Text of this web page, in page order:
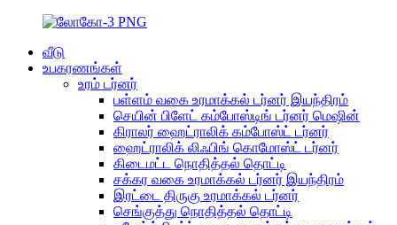
வீடு
உபகரணங்கள்
உரம் டர்னர்
பள்ளம் வகை உரமாக்கல் டர்னர் இயந்திரம்
செயின் பிளேட் கம்போஸ்டிங் டர்னர் மெஷின்
கிராலர் ஹைட்ராலிக் கம்போஸ்ட் டர்னர்
ஹைட்ராலிக் லிஃபிங் கொமோஸ்ட் டர்னர்
கிடைமட்ட நொதித்தல் தொட்டி
சக்கர வகை உரமாக்கல் டர்னர் இயந்திரம்
இரட்டை திருகு உரமாக்கல் டர்னர்
செங்குத்து நொதித்தல் தொட்டி